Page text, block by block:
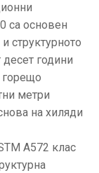
са основен
структурното
години
горещо
метри
на хиляди
A572 клас